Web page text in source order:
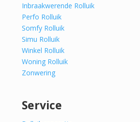
Inbraakwerende Rolluik
Perfo Rolluik
Somfy Rolluik
Simu Rolluik
Winkel Rolluik
Woning Rolluik
Zonwering
Service